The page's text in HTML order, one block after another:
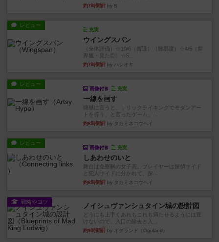
約7時間前 by S
レビュー
充実
ウイングスパン
（全体評価）☆10/6（普通）（難易度）☆4/5（世
界観・見た目）☆5...
約7時間前 by ハシオキ
レビュー
画像付き 充実
一線を画す
簡単に言うと、トリックテイキングでモダンアー
トを行う、と言ったゲーム。...
約8時間前 by タカミネコウヘイ
レビュー
画像付き 充実
しあわせのいと
舞台は全寮制の女子高。プレイヤーは探偵サイド
と犯人サイドに分かれて、探...
約8時間前 by タカミネコウヘイ
戦略やコツ ノイシュヴァンシュタイン城の設計図
どうにも上手くあれもこれも満たせるようには置
けないので、入口の除去と入...
約9時間前 by オグランド（Oguland）